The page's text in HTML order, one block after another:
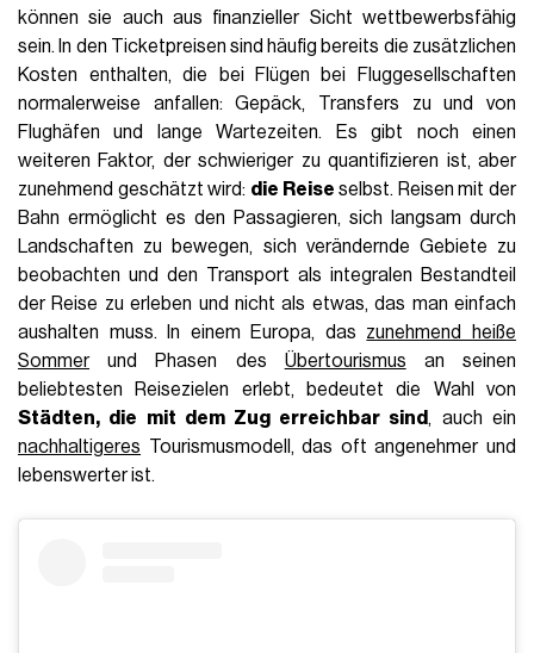
können sie auch aus finanzieller Sicht wettbewerbsfähig
sein. In den Ticketpreisen sind häufig bereits die zusätzlichen
Kosten enthalten, die bei Flügen bei Fluggesellschaften
normalerweise anfallen: Gepäck, Transfers zu und von
Flughäfen und lange Wartezeiten. Es gibt noch einen
weiteren Faktor, der schwieriger zu quantifizieren ist, aber
zunehmend geschätzt wird: die Reise selbst. Reisen mit der
Bahn ermöglicht es den Passagieren, sich langsam durch
Landschaften zu bewegen, sich verändernde Gebiete zu
beobachten und den Transport als integralen Bestandteil
der Reise zu erleben und nicht als etwas, das man einfach
aushalten muss. In einem Europa, das zunehmend heiße
Sommerund Phasen des Übertourismus an seinen
beliebtesten Reisezielen erlebt, bedeutet die Wahl von
Städten, die mit dem Zug erreichbar sind , auch ein
nachhaltigeres Tourismusmodell, das oft angenehmer und
lebenswerter ist.